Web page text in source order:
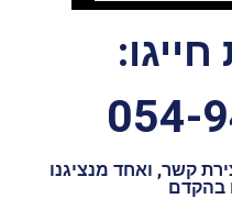
054-
קשר, ואחד מנציגנו
בהקדם